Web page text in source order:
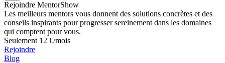
Rejoindre MentorShow
Les meilleurs mentors vous donnent des solutions concrètes et des
conseils inspirants pour progresser sereinement dans les domaines
qui comptent pour vous.
Seulement 12 €/mois
Rejoindre
Blog